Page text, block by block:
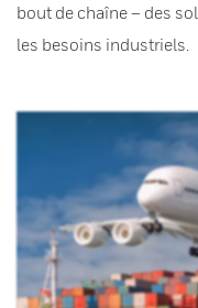
bout de chaîne – des
les besoins industriels.